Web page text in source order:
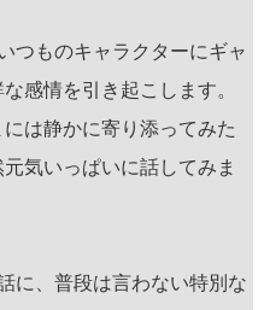
つものキャラクターにギャ
感情を引き起こします。
は静かに寄り添ってみた
気いっぱいに話してみま
に、普段は言わない特別な